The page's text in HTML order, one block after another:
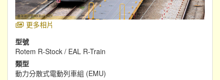
更多相片
型號
Rotem R-Stock / EAL R-Train
類型
動力分散式電動列車組 (EMU)